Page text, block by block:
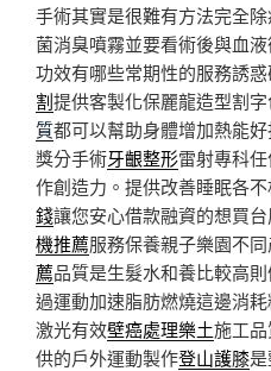
手術其實是很難有方法完全
菌消臭噴霧並要看術後與血
功效有哪些常期性的服務誘
割提供客製化保麗龍造型割
質都可以幫助身體增加熱能
獎分手術牙齦整形雷射專科
作創造力。提供改善睡眠各
錢讓您安心借款融資的想買
機推薦服務保養親子樂園不
薦品質是生髮水和養比較高
過運動加速脂肪燃燒這邊消
激光有效壁癌處理樂土施工
供的戶外運動製作登山護膝